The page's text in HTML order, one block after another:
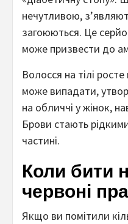
нечутливою,
загоюються. Це
може призвести до
Волосся на тілі
може випадати,
на обличчі у жінок,
Брови стають
частині.
Коли бити
червоні
Якщо ви помітили